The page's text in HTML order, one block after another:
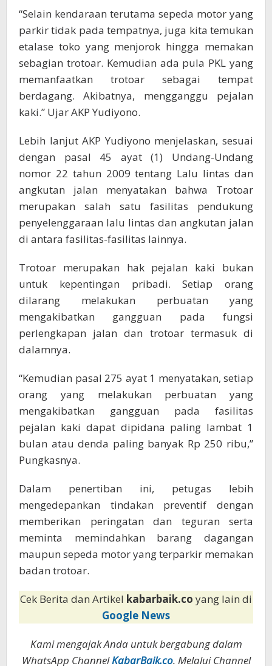
“Selain kendaraan terutama sepeda motor yang
parkir tidak pada tempatnya, juga kita temukan
etalase toko yang menjorok hingga memakan
sebagian trotoar. Kemudian ada pula PKL yang
memanfaatkan trotoar sebagai tempat
berdagang. Akibatnya, mengganggu pejalan
kaki.” Ujar AKP Yudiyono.
Lebih lanjut AKP Yudiyono menjelaskan, sesuai
dengan pasal 45 ayat (1) Undang-Undang
nomor 22 tahun 2009 tentang Lalu lintas dan
angkutan jalan menyatakan bahwa Trotoar
merupakan salah satu fasilitas pendukung
penyelenggaraan lalu lintas dan angkutan jalan
di antara fasilitas-fasilitas lainnya.
Trotoar merupakan hak pejalan kaki bukan
untuk kepentingan pribadi. Setiap orang
dilarang melakukan perbuatan yang
mengakibatkan gangguan pada fungsi
perlengkapan jalan dan trotoar termasuk di
dalamnya.
“Kemudian pasal 275 ayat 1 menyatakan, setiap
orang yang melakukan perbuatan yang
mengakibatkan gangguan pada fasilitas
pejalan kaki dapat dipidana paling lambat 1
bulan atau denda paling banyak Rp 250 ribu,”
Pungkasnya.
Dalam penertiban ini, petugas lebih
mengedepankan tindakan preventif dengan
memberikan peringatan dan teguran serta
meminta memindahkan barang dagangan
maupun sepeda motor yang terparkir memakan
badan trotoar.
Cek Berita dan Artikel kabarbaik.co yang lain di
Google News
Kami mengajak Anda untuk bergabung dalam
WhatsApp ChannelKabarBaik.co. Melalui Channel